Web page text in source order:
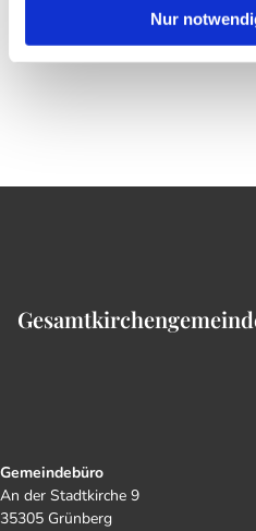
Nur
Gemeindebüro
An der Stadtkirche 9
35305 Grünberg